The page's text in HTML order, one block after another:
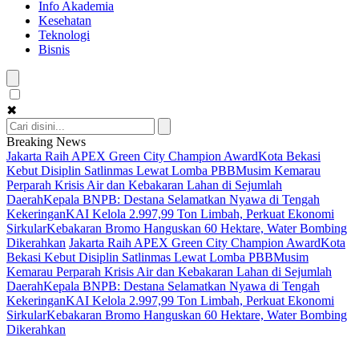
Info Akademia
Kesehatan
Teknologi
Bisnis
✖
Breaking News
Jakarta Raih APEX Green City Champion AwardKota Bekasi
Kebut Disiplin Satlinmas Lewat Lomba PBBMusim Kemarau
Perparah Krisis Air dan Kebakaran Lahan di Sejumlah
DaerahKepala BNPB: Destana Selamatkan Nyawa di Tengah
KekeringanKAI Kelola 2.997,99 Ton Limbah, Perkuat Ekonomi
SirkularKebakaran Bromo Hanguskan 60 Hektare, Water Bombing
Dikerahkan Jakarta Raih APEX Green City Champion AwardKota
Bekasi Kebut Disiplin Satlinmas Lewat Lomba PBBMusim
Kemarau Perparah Krisis Air dan Kebakaran Lahan di Sejumlah
DaerahKepala BNPB: Destana Selamatkan Nyawa di Tengah
KekeringanKAI Kelola 2.997,99 Ton Limbah, Perkuat Ekonomi
SirkularKebakaran Bromo Hanguskan 60 Hektare, Water Bombing
Dikerahkan